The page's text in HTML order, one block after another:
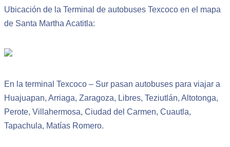
Ubicación de la Terminal de autobuses Texcoco en el mapa
de Santa Martha Acatitla:
En la terminal Texcoco – Sur pasan autobuses para viajar a
Huajuapan, Arriaga, Zaragoza, Libres, Teziutlán, Altotonga,
Perote, Villahermosa, Ciudad del Carmen, Cuautla,
Tapachula, Matías Romero.